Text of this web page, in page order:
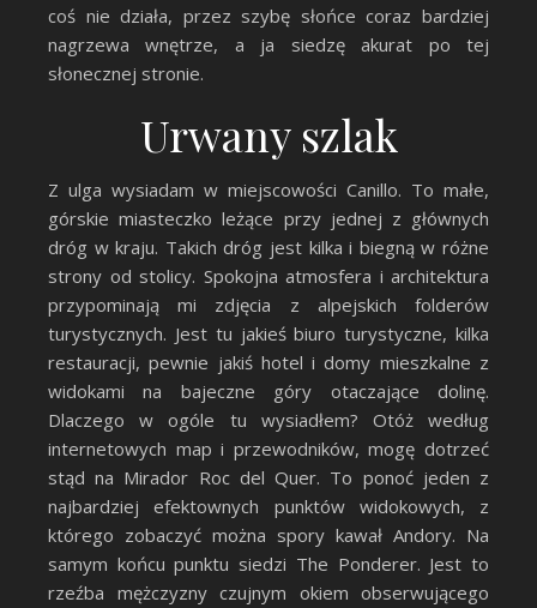
coś nie działa, przez szybę słońce coraz bardziej
nagrzewa wnętrze, a ja siedzę akurat po tej
słonecznej stronie.
Urwany szlak
Z ulga wysiadam w miejscowości Canillo. To małe,
górskie miasteczko leżące przy jednej z głównych
dróg w kraju. Takich dróg jest kilka i biegną w różne
strony od stolicy. Spokojna atmosfera i architektura
przypominają mi zdjęcia z alpejskich folderów
turystycznych. Jest tu jakieś biuro turystyczne, kilka
restauracji, pewnie jakiś hotel i domy mieszkalne z
widokami na bajeczne góry otaczające dolinę.
Dlaczego w ogóle tu wysiadłem? Otóż według
internetowych map i przewodników, mogę dotrzeć
stąd na Mirador Roc del Quer. To ponoć jeden z
najbardziej efektownych punktów widokowych, z
którego zobaczyć można spory kawał Andory. Na
samym końcu punktu siedzi The Ponderer. Jest to
rzeźba mężczyzny czujnym okiem obserwującego